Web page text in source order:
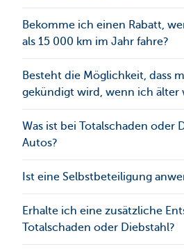
Bekomme ich einen Rabatt,
als 15 000 km im Jahr fahre?
Besteht die Möglichkeit, dass
gekündigt wird, wenn ich älter
Was ist bei Totalschaden oder
Autos?
Ist eine Selbstbeteiligung
Erhalte ich eine zusätzliche
Totalschaden oder Diebstahl?